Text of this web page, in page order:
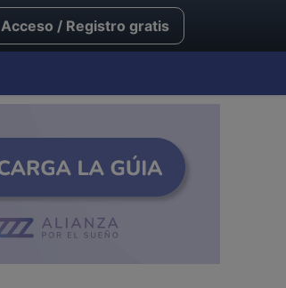
Acceso / Registro gratis